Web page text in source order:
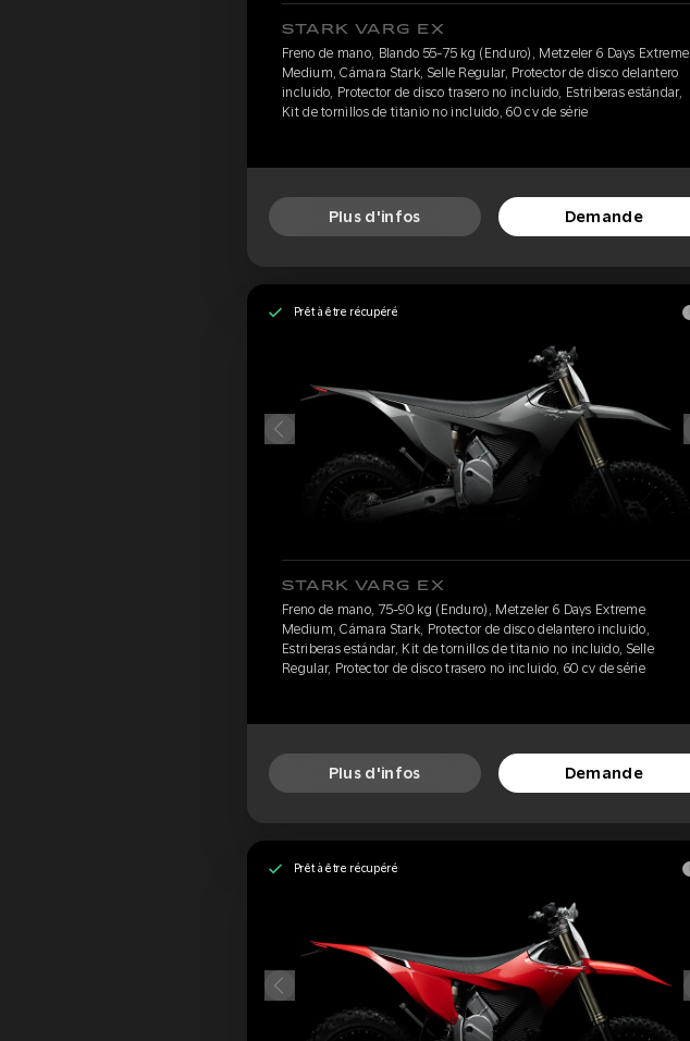
STARK VARG EX
Freno de mano, Blando 55-75 kg (Enduro), Metzeler 6 Days Extreme
Medium, Cámara Stark, Selle Regular, Protector de disco delantero
incluido, Protector de disco trasero no incluido, Estriberas estándar,
Kit de tornillos de titanio no incluido, 60 cv de série
Plus d'infos Demande
Prêt à être récupéré
STARK VARG EX
Freno de mano, 75-90 kg (Enduro), Metzeler 6 Days Extreme
Medium, Cámara Stark, Protector de disco delantero incluido,
Estriberas estándar, Kit de tornillos de titanio no incluido, Selle
Regular, Protector de disco trasero no incluido, 60 cv de série
Plus d'infos Demande
Prêt à être récupéré